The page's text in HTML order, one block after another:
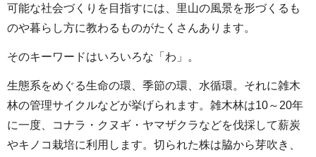
可能な社会づくりを目指すには、里山の風景を形づくるも
のや暮らし方に教わるものがたくさんあります。
そのキーワードはいろいろな「わ」。
生態系をめぐる生命の環、季節の環、水循環。それに雑木
林の管理サイクルなどが挙げられます。雑木林は10～20年
に一度、コナラ・クヌギ・ヤマザクラなどを伐採して薪炭
やキノコ栽培に利用します。切られた株は脇から芽吹き、